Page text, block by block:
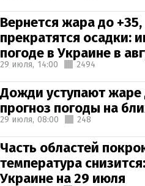
Вернется жара до +35,
прекратятся осадки:
погоде в Украине в
29 июля, 14:00 2494
Дожди уступают жаре
прогноз погоды на
29 июля, 08:00 248
Часть областей
температура
Украине на 29 июля